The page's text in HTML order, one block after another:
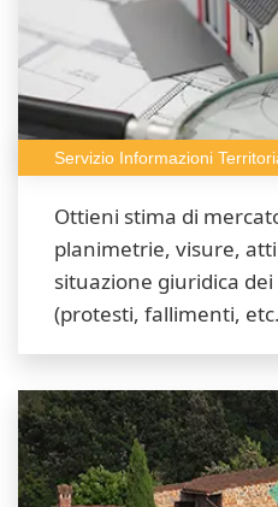
Servizio Informazioni
Ottieni stima di
planimetrie, visure,
situazione giuridica
(protesti, fallimenti,